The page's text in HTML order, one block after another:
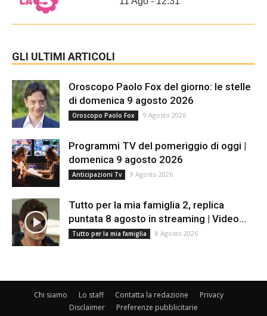
GLI ULTIMI ARTICOLI
Oroscopo Paolo Fox del giorno: le stelle
di domenica 9 agosto 2026
Oroscopo Paolo Fox 9 Agosto 2026
Programmi TV del pomeriggio di oggi |
domenica 9 agosto 2026
Anticipazioni Tv 9 Agosto 2026
Tutto per la mia famiglia 2, replica
puntata 8 agosto in streaming | Video...
Tutto per la mia famiglia 8 Agosto 2026
Chi siamo Lo staff Contatta la redazione
Privacy
Disclaimer
Preferenze pubblicitarie